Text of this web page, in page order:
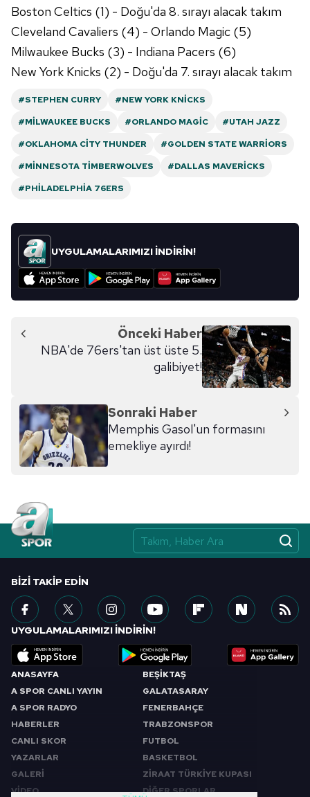
Boston Celtics (1) - Doğu'da 8. sırayı alacak takım
Cleveland Cavaliers (4) - Orlando Magic (5)
Milwaukee Bucks (3) - Indiana Pacers (6)
New York Knicks (2) - Doğu'da 7. sırayı alacak takım
#STEPHEN CURRY
#NEW YORK KNICKS
#MILWAUKEE BUCKS
#ORLANDO MAGIC
#UTAH JAZZ
#OKLAHOMA CITY THUNDER
#GOLDEN STATE WARRIORS
#MINNESOTA TIMBERWOLVES
#DALLAS MAVERICKS
#PHILADELPHIA 76ERS
UYGULAMALARIMIZI İNDİRİN!
Önceki Haber
NBA'de 76ers'tan üst üste 5.
galibiyet!
Sonraki Haber
Memphis Gasol'un formasını
emekliye ayırdı!
ANASAYFA
A SPOR CANLI YAYIN
A SPOR RADYO
HABERLER
CANLI SKOR
YAZARLAR
GALERİ
VİDEO
BEŞİKTAŞ
GALATASARAY
FENERBAHÇE
TRABZONSPOR
FUTBOL
BASKETBOL
ZİRAAT TÜRKİYE KUPASI
DİĞER SPORLAR
BIZI TAKIP EDIN
UYGULAMALARIMIZI İNDİRİN!